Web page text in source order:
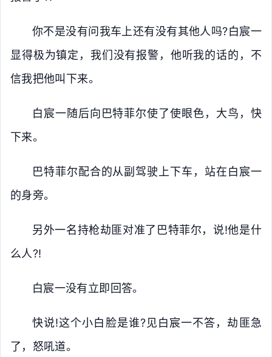
你不是没有问我车上还有没有其他人吗?白宸一
显得极为镇定，我们没有报警，他听我的话的，不
信我把他叫下来。
白宸一随后向巴特菲尔使了使眼色，大鸟，快
下来。
巴特菲尔配合的从副驾驶上下车，站在白宸一
的身旁。
另外一名持枪劫匪对准了巴特菲尔，说!他是什
么人?!
白宸一没有立即回答。
快说!这个小白脸是谁?见白宸一不答，劫匪急
了，怒吼道。